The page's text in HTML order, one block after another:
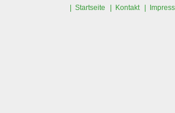
| Startseite | Kontakt |